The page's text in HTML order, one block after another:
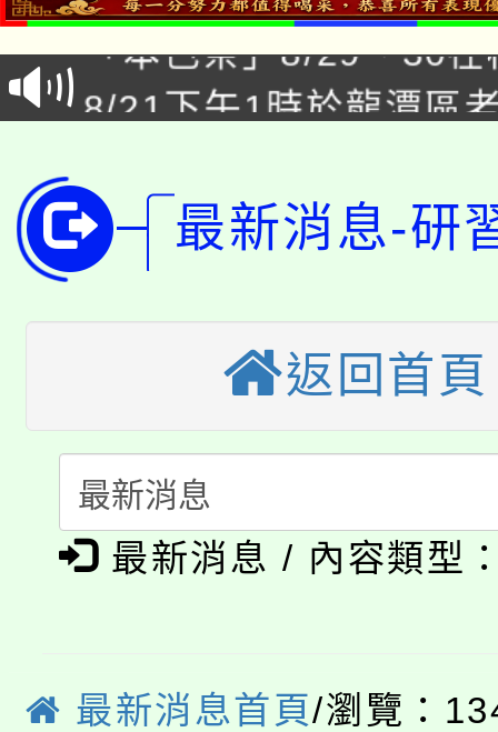
告(尚有缺額)
「本色祭」8/29、30在
場熱烈登場!
8/21下午1時於龍潭區
局官網。
8月14至27日，桃園電
開!
115年桃園市運動會8/
田徑場及游泳池舉行。
桃園市低收入戶享有免
視費優惠，中低收入戶
半價優惠，詳情可洽有
者。
大園自造教育及科技
份教師增能研習
大溪自造教育及科技中
份教師研習
淨零綠生活教案入校路
會
公告本校115學年度第
徵才活動。
YOUNG桃局內行報名
最新消息-研
返回首頁
最新消息 / 內容類型
最新消息首頁/瀏覽：